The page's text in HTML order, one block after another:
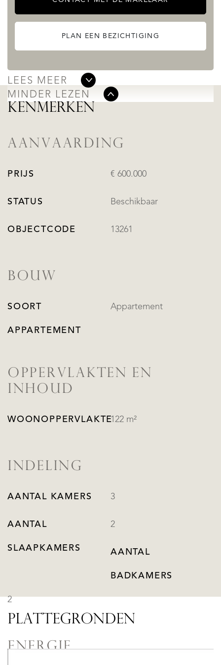
Lift
LEES MEER
MINDER LEZEN
PLAN EEN BEZICHTIGING
KENMERKEN
AANVAARDING
PRIJS € 600.000
STATUS Beschikbaar
OBJECTCODE 13261
BOUW
SOORT
APPARTEMENT
Appartement
OPPERVLAKTEN EN
INHOUD
WOONOPPERVLAKTE122 m²
INDELING
AANTAL KAMERS 3
AANTAL
SLAAPKAMERS
2
AANTAL
BADKAMERS
2
ENERGIE
PLATTEGRONDEN